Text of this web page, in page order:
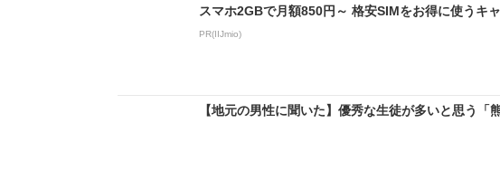
スマホ2GBで月額850円～ 格安SIMをお得に使うキ
PR(IIJmio)
【地元の男性に聞いた】優秀な生徒が多いと思う「